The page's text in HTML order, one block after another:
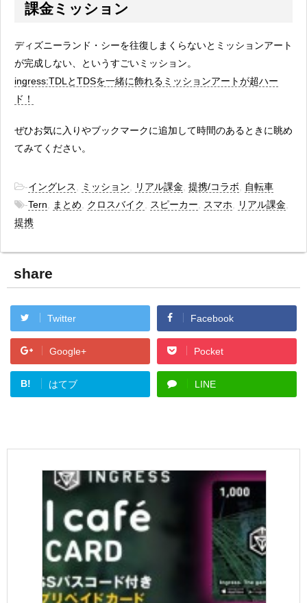
課金ミッション
ディズニーランド・シーを往復しまくらないとミッションアート
が完成しない、というすごいミッション。
ingress:TDLとTDSを一緒に飾れるミッションアートが超ハー
ド！
ぜひお気に入りやブックマークに追加して時間のあるときに眺め
てみてください。
-イングレス ミッション リアル課金 提携/コラボ
自転車
-Tern まとめ クロスバイク スピーカー スマホ リアル課金
提携
share
Twitter Facebook
Google+ Pocket
B! はてブ LINE